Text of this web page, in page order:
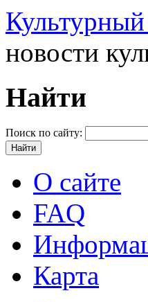
Культурный
новости
Найти
Поиск по сайту:
О сайте
FAQ
Карта